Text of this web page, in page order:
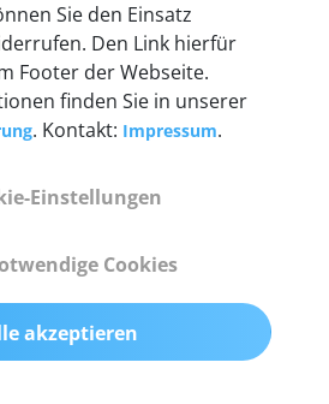
Details &
12 mm
Sie den Einsatz
Den Link hierfür
Footer der Webseite.
finden Sie in unserer
. Kontakt: Impressum.
Einstellungen
Cookies
akzeptieren